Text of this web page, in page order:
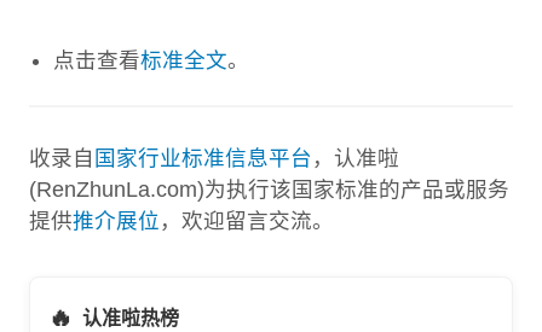
点击查看标准全文。
收录自 国家行业标准信息平台 ，认准啦
(RenZhunLa.com)为执行该国家标准的产品或服务
提供推介展位 ，欢迎留言交流。
🔥 认准啦热榜